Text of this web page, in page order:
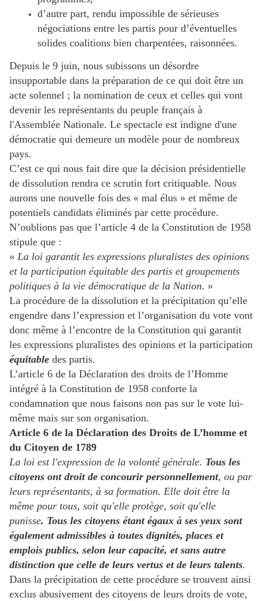
d’autre part, rendu impossible de sérieuses
négociations entre les partis pour d’éventuelles
solides coalitions bien charpentées, raisonnées.
Depuis le 9 juin, nous subissons un désordre
insupportable dans la préparation de ce qui doit être un
acte solennel ; la nomination de ceux et celles qui vont
devenir les représentants du peuple français à
l'Assemblée Nationale. Le spectacle est indigne d'une
démocratie qui demeure un modèle pour de nombreux
pays.
C’est ce qui nous fait dire que la décision présidentielle
de dissolution rendra ce scrutin fort critiquable. Nous
aurons une nouvelle fois des « mal élus » et même de
potentiels candidats éliminés par cette procédure.
N’oublions pas que l’article 4 de la Constitution de 1958
stipule que :
« La loi garantit les expressions pluralistes des opinions
et la participation équitable des partis et groupements
politiques à la vie démocratique de la Nation. »
La procédure de la dissolution et la précipitation qu’elle
engendre dans l’expression et l’organisation du vote vont
donc même à l’encontre de la Constitution qui garantit
les expressions pluralistes des opinions et la participation
équitable des partis.
L’article 6 de la Déclaration des droits de l’Homme
intégré à la Constitution de 1958 conforte la
condamnation que nous faisons non pas sur le vote lui-
même mais sur son organisation.
Article 6 de la Déclaration des Droits de L’homme et
du Citoyen de 1789
La loi est l'expression de la volonté générale. Tous les
citoyens ont droit de concourir personnellement, ou par
leurs représentants, à sa formation. Elle doit être la
même pour tous, soit qu'elle protège, soit qu'elle
punisse. Tous les citoyens étant égaux à ses yeux sont
également admissibles à toutes dignités, places et
emplois publics, selon leur capacité, et sans autre
distinction que celle de leurs vertus et de leurs talents.
Dans la précipitation de cette procédure se trouvent ainsi
exclus abusivement des citoyens de leurs droits de vote,